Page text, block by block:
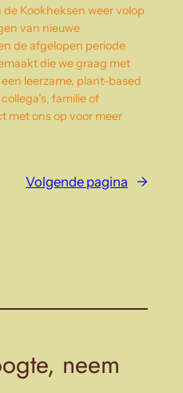
Kookheksen weer volop
van nieuwe
de afgelopen periode
die we graag met
leerzame, plant-based
familie of
met ons op voor meer
Volgende pagina →
neem